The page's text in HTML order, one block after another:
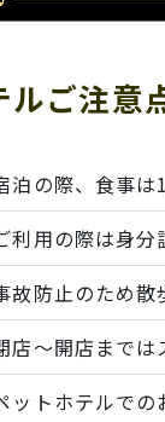
ルご注意
泊の際、食事は
利用の際は身分
故防止のため散
店～開店までは
ットホテルで